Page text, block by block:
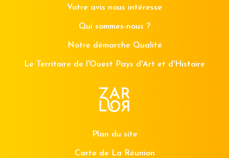
Votre avis nous intéresse
Qui sommes-nous ?
Notre démarche Qualité
Le Territoire de l'Ouest Pays d'Art et d'Histoire
Plan du site
Carte de La Réunion